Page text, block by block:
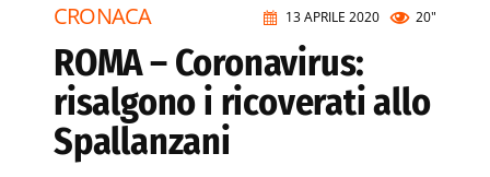
13 APRILE 2020 20"
CRONACA
ROMA – Coronavirus:
risalgono i ricoverati allo
Spallanzani